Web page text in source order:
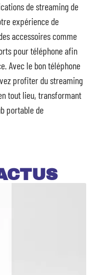
de streaming de
expérience de
accessoires comme
pour téléphone afin
Avec le bon téléphone
profiter du streaming
tout lieu, transformant
portable de